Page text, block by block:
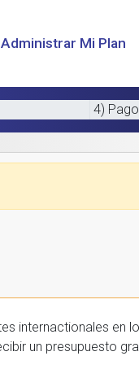
Administrar Mi Plan
4) Pago